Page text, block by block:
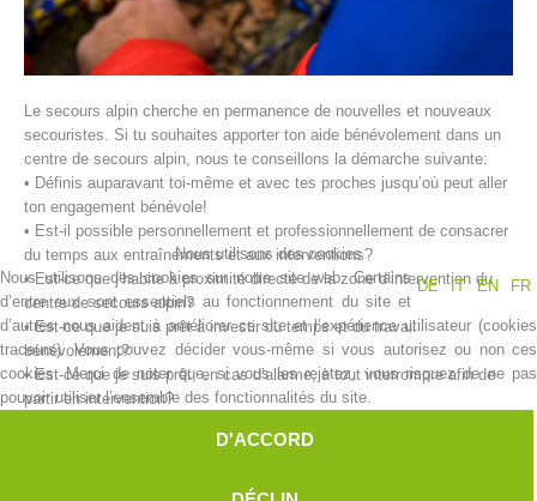
Le secours alpin cherche en permanence de nouvelles et nouveaux
secouristes. Si tu souhaites apporter ton aide bénévolement dans un
centre de secours alpin, nous te conseillons la démarche suivante:
• Définis auparavant toi-même et avec tes proches jusqu’où peut aller
ton engagement bénévole!
• Est-il possible personnellement et professionnellement de consacrer
du temps aux entraînements et aux interventions?
• Est-ce que j’habite à proximité directe de la zone d’intervention du
centre de secours alpin?
• Est-ce que je suis prêt à investir du temps et du travail
bénévolement?
• Est-ce que je suis prêt, en cas d’alarme, à tout interrompre afin de
partir en intervention?
des personnes en détresse?
Nos exigences pour le/la secouriste:
Nous utilisons des cookies
DE
IT EN FR
Nous utilisons des cookies sur notre site web. Certains
d’entre eux sont essentiels au fonctionnement du site et
d’autres nous aident à améliorer ce site et l’expérience utilisateur (cookies
traceurs). Vous pouvez décider vous-même si vous autorisez ou non ces
cookies. Merci de noter que, si vous les rejetez, vous risquez de ne pas
pouvoir utiliser l’ensemble des fonctionnalités du site.
D'ACCORD